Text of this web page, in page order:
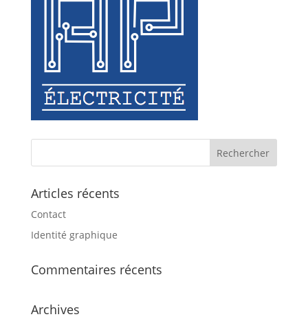
Articles récents
Contact
Identité graphique
Commentaires récents
Archives